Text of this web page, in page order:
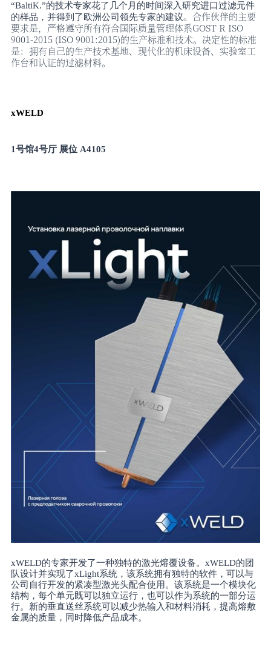
“BaltiK.”的技术专家花了几个月的时间深入研究进口过滤元件
的样品， 并得到了欧洲公司领先专家的建议。合作伙伴的主要
要求是，严格遵守所有符合国际质量管理体系GOST R ISO
9001-2015 (ISO 9001:2015)的生产标准和技术。决定性的标准
是：拥有自己的生产技术基地、现代化的机床设备、实验室工
作台和认证的过滤材料。
xWELD
1号馆4号厅 展位 A4105
xWELD的专家开发了一种独特的激光熔覆设备。xWELD的团
队设计并实现了xLight系统，该系统拥有独特的软件，可以与
公司自行开发的紧凑型激光头配合使用。该系统是一个模块化
结构，每个单元既可以独立运行，也可以作为系统的一部分运
行。新的垂直送丝系统可以减少热输入和材料消耗，提高熔敷
金属的质量，同时降低产品成本。